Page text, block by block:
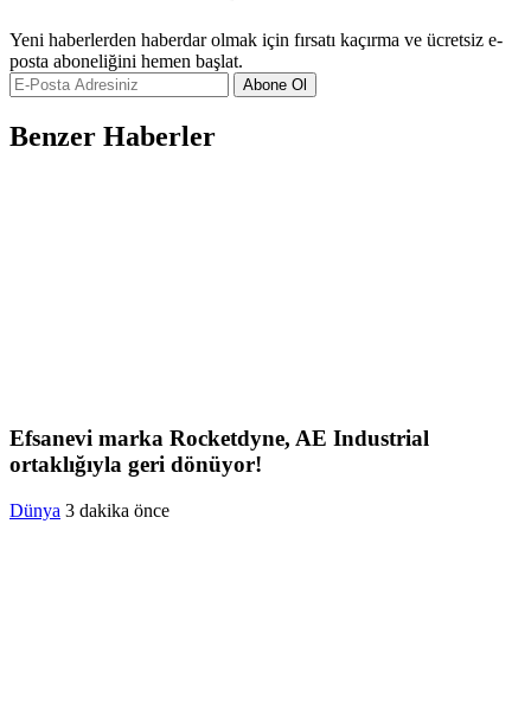
Yeni haberlerden haberdar olmak için fırsatı kaçırma ve ücretsiz e-
posta aboneliğini hemen başlat.
Abone Ol
Benzer Haberler
Efsanevi marka Rocketdyne, AE Industrial
ortaklığıyla geri dönüyor!
Dünya 3 dakika önce